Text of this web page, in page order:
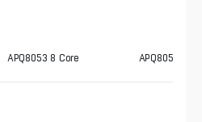
APQ8053 8 Core APQ8053